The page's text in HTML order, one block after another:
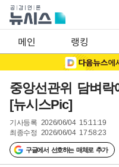
메인 랭킹
중앙선관위 담벼
[뉴시스Pic]
기사등록 2026/06/04 15:11:19
최종수정 2026/06/04 17:58:23
구글에서 선호하는 매체로 추가